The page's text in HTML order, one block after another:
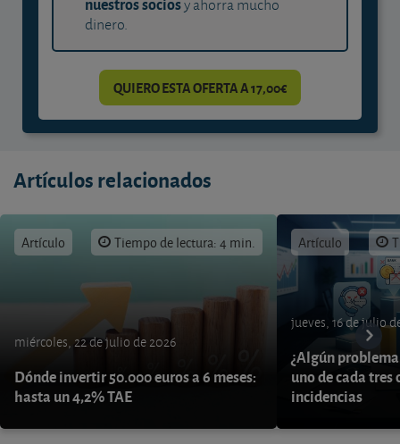
y ahorra mucho
dinero.
QUIERO ESTA OFERTA A 17,00€
Artículos relacionados
Artículo Tiempo de lectura: 4 min.
miércoles, 22 de julio de 2026
Dónde invertir 50.000 euros a 6 meses:
hasta un 4,2% TAE
Artículo
jueves, 16 de julio
¿Algún problema
uno de cada
incidencias